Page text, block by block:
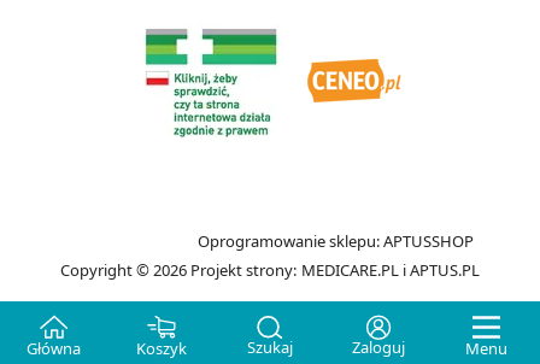
Główna Koszyk Szukaj Zaloguj Menu
Copyright © 2026
Oprogramowanie sklepu:APTUSSHOP
Projekt strony: MEDICARE.PL iAPTUS.PL